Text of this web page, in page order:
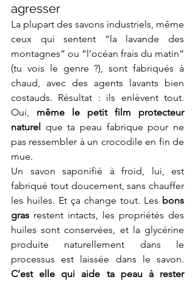
agresser
La plupart des savons industriels, même
ceux qui sentent “la lavande des
montagnes” ou “l’océan frais du matin”
(tu vois le genre ?), sont fabriqués à
chaud, avec des agents lavants bien
costauds. Résultat : ils enlèvent tout.
Oui, même le petit film protecteur
naturel que ta peau fabrique pour ne
pas ressembler à un crocodile en fin de
mue.
Un savon saponifié à froid, lui, est
fabriqué tout doucement, sans chauffer
les huiles. Et ça change tout. Les bons
gras restent intacts, les propriétés des
huiles sont conservées, et la glycérine
produite naturellement dans le
C’est elle qui aide ta peau à rester